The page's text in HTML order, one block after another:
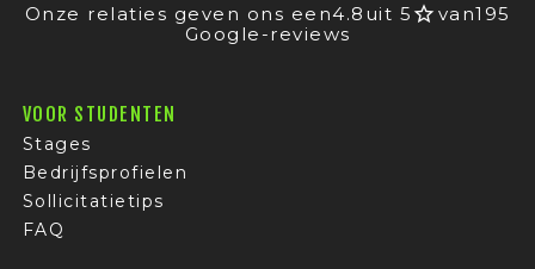
Onze relaties geven ons een4.8 uit 5 van195
Google-reviews
VOOR STUDENTEN
Stages
Bedrijfsprofielen
Sollicitatietips
FAQ